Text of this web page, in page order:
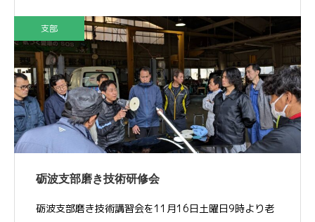
支部
砺波支部磨き技術研修会
砺波支部磨き技術講習会を11月16日土曜日9時より老